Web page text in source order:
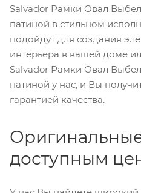
Salvador Рамки Овал
патиной в стильном
подойдут для создания
интерьера в вашей доме
Salvador Рамки Овал
патиной у нас, и Вы
гарантией качества.
доступным